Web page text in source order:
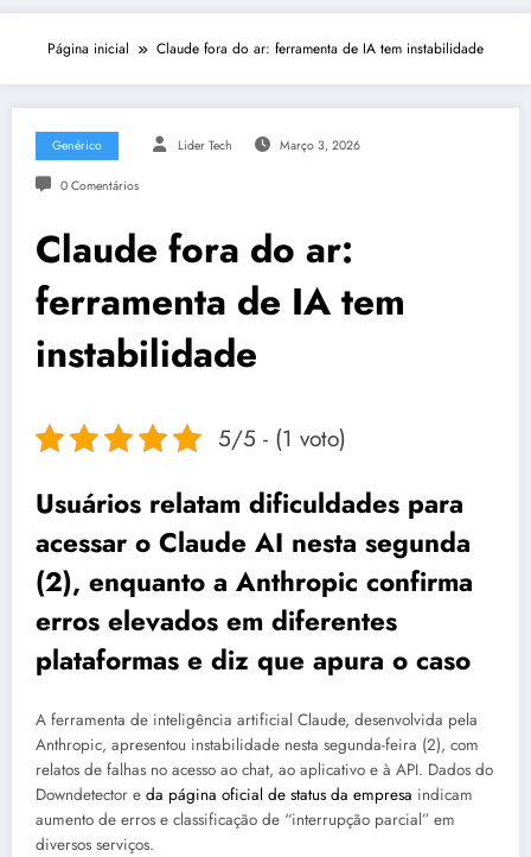
Página inicial Claude fora do ar: ferramenta de IA tem instabilidade
Genérico Lider Tech Março 3, 2026
0 Comentários
Claude fora do ar:
ferramenta de IA tem
instabilidade
5/5 - (1 voto)
Usuários relatam dificuldades para
acessar o Claude AI nesta segunda
(2), enquanto a Anthropic confirma
erros elevados em diferentes
plataformas e diz que apura o caso
A ferramenta de inteligência artificial Claude, desenvolvida pela
Anthropic, apresentou instabilidade nesta segunda-feira (2), com
relatos de falhas no acesso ao chat, ao aplicativo e à API. Dados do
Downdetector e da página oficial de status da empresa indicam
aumento de erros e classificação de “interrupção parcial” em
diversos serviços.